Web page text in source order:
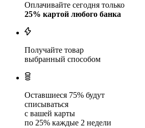
Оплачивайте сегодня только
25% картой любого банка
Получайте товар
выбранный способом
Оставшиеся 75% будут
списываться
с вашей карты
по 25% каждые 2 недели